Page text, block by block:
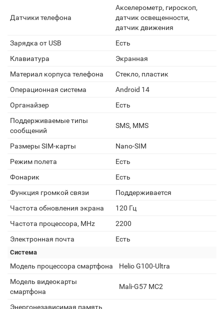
Датчики телефона
Акселерометр, гироскоп,
датчик освещенности,
датчик движения
Зарядка от USB
Есть
Клавиатура
Экранная
Материал корпуса телефона
Стекло, пластик
Операционная система
Android 14
Органайзер
Есть
Поддерживаемые типы
сообщений
SMS, MMS
Размеры SIM-карты
Nano-SIM
Режим полета
Есть
Фонарик
Есть
Функция громкой связи
Поддерживается
Частота обновления экрана
120 Гц
Частота процессора, MHz
2200
Электронная почта
Есть
Система
Модель процессора смартфона
Helio G100-Ultra
Модель видеокарты
смартфона
Mali-G57 MC2
Энергонезависимая память